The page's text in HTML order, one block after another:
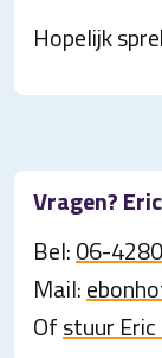
Hopelijk
Vragen?
Bel:06-
Mail:
Ofstuur